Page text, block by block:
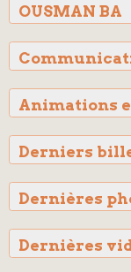
OUSMAN BA
Animations
Derniers
Dernières
Dernières